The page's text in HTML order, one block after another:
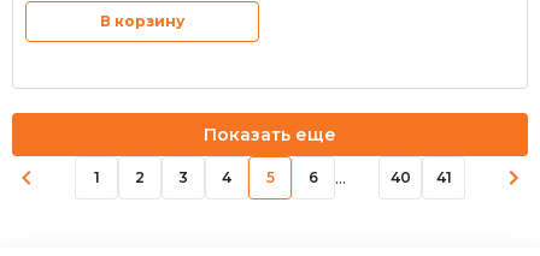
В корзину
Показать еще
1 2 3 4 5 6 ... 40 41